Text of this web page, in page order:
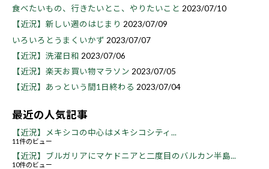
食べたいもの、行きたいとこ、やりたいこと 2023/07/10
【近況】新しい週のはじまり 2023/07/09
いろいろとうまくいかず 2023/07/07
【近況】洗濯日和 2023/07/06
【近況】楽天お買い物マラソン 2023/07/05
【近況】あっという間1日終わる 2023/07/04
最近の人気記事
【近況】メキシコの中心はメキシコシティ...
11件のビュー
【近況】ブルガリアにマケドニアと二度目のバルカン半島...
10件のビュー